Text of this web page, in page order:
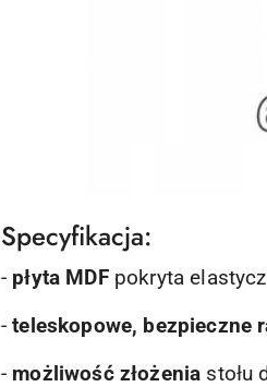
Specyfikacja:
- płyta MDFpokryta
-teleskopowe, bezpieczne
- możliwość złożenia stołu